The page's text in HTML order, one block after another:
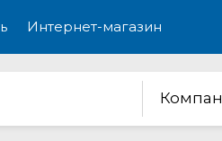
Интернет-магазин